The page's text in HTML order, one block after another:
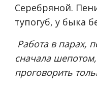
Серебряной.
тупогуб, у быка
Работа в парах,
сначала
проговорить